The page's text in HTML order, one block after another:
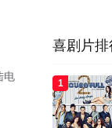
电
喜剧片排
1